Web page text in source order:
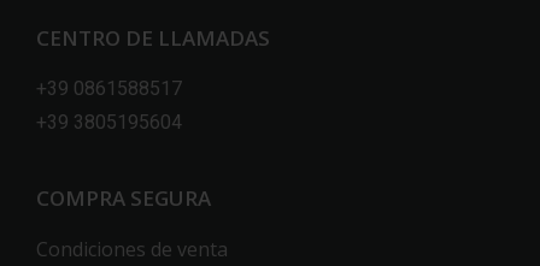
CENTRO DE LLAMADAS
+39 0861588517
+39 3805195604
COMPRA SEGURA
Condiciones de venta